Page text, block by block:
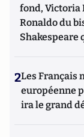
fond, Victoria
Ronaldo du
Shakespeare
2Les Français
européenne
ira le grand